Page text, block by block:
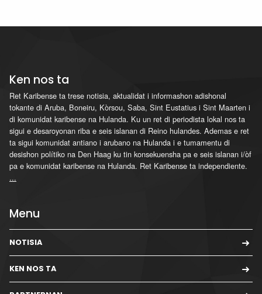
Ken nos ta
Ret Karibense ta trese notisia, aktualidat i informashon adishonal
tokante di Aruba, Boneiru, Kòrsou, Saba, Sint Eustatius i Sint Maarten i
di komunidat karibense na Hulanda. Ku un ret di periodista lokal nos ta
sigui e desaroyonan riba e seis islanan di Reino hulandes. Ademas e ret
ta sigui komunidat antiano i arubano na Hulanda i e tumamentu di
desishon polítiko na Den Haag ku tin konsekuensha pa e seis islanan i/òf
pa e komunidat karibense na Hulanda. Ret Karibense ta independiente.
...
Menu
NOTISIA
KEN NOS TA